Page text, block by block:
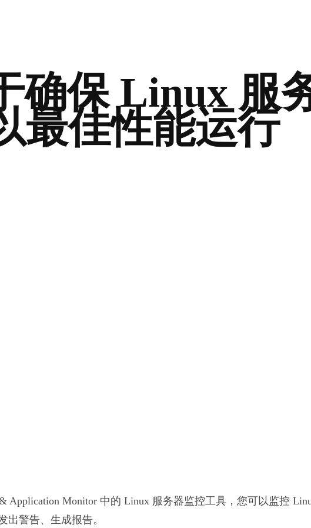
确保 Linux 服
最佳性能运行
Application Monitor 中的 Linux 服务器监控工具，您可以监控
出警告、生成报告。